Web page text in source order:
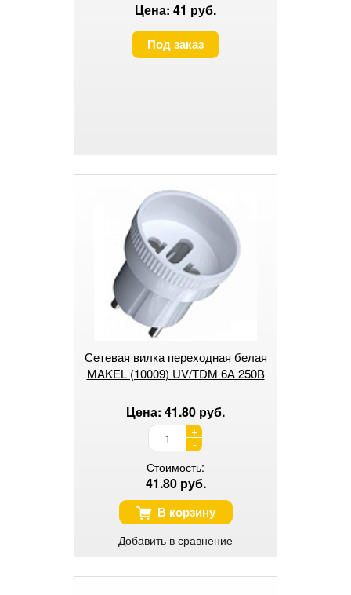
Цена: 41 руб.
Под заказ
Сетевая вилка переходная белая
MAKEL (10009) UV/TDM 6А 250В
Цена: 41.80 руб.
+
-
Стоимость:
41.80 руб.
В корзину
Добавить в сравнение